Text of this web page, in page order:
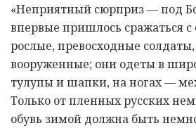
«Неприятный сюрприз — под
впервые пришлось сражаться
рослые, превосходные
вооруженные; они одеты в
тулупы и шапки, на ногах —
Только от пленных русских
обувь зимой должна быть